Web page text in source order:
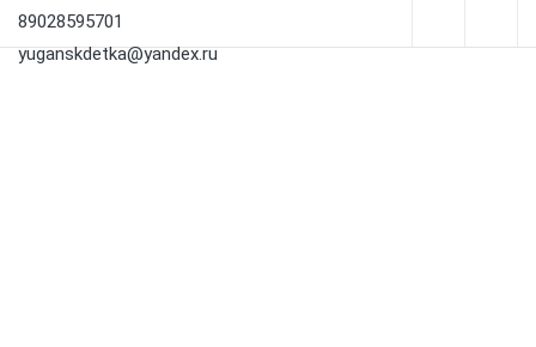
89028595701
yuganskdetka@yandex.ru